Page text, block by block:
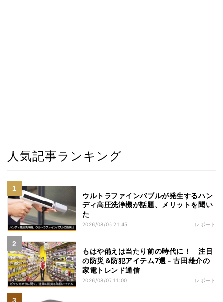
人気記事ランキング
ウルトラファインバブルが発生するハン
ディ高圧洗浄機が話題、メリットを聞い
た
2026/08/05 21:45 レポート
もはや備えは当たり前の時代に！ 注目
の防災＆防犯アイテム7選 - 古田雄介の
家電トレンド通信
2026/08/07 11:00 レポート